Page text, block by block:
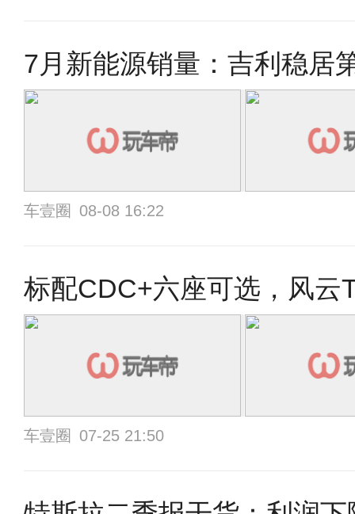
7月新能源销量：吉利稳居
车壹圈 08-08 16:22
标配CDC+六座可选，风云
车壹圈 07-25 21:50